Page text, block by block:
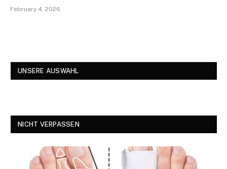
February 4, 2026
UNSERE AUSWAHL
NICHT VERPASSEN